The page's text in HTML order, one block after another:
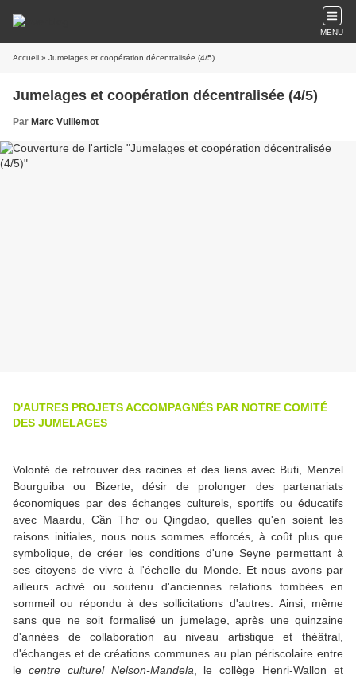
MENU
Accueil » Jumelages et coopération décentralisée (4/5)
Jumelages et coopération décentralisée (4/5)
Par Marc Vuillemot
D'AUTRES PROJETS ACCOMPAGNÉS PAR NOTRE COMITÉ
DES JUMELAGES
Volonté de retrouver des racines et des liens avec Buti, Menzel
Bourguiba ou Bizerte, désir de prolonger des partenariats
économiques par des échanges culturels, sportifs ou éducatifs
avec Maardu, Cần Thơ ou Qingdao, quelles qu'en soient les
raisons initiales, nous nous sommes efforcés, à coût plus que
symbolique, de créer les conditions d'une Seyne permettant à
ses citoyens de vivre à l'échelle du Monde. Et nous avons par
ailleurs activé ou soutenu d'anciennes relations tombées en
sommeil ou répondu à des sollicitations d'autres. Ainsi, même
sans que ne soit formalisé un jumelage, après une quinzaine
d'années de collaboration au niveau artistique et théâtral,
d'échanges et de créations communes au plan périscolaire entre
le centre culturel Nelson-Mandela , le collège Henri-Wallon et